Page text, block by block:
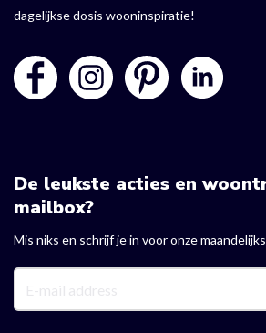
dagelijkse dosis wooninspiratie!
De leukste acties en
mailbox?
Mis niks en schrijf je in voor onze